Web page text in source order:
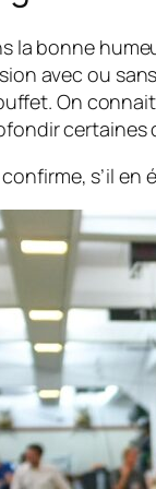
la bonne
avec ou
On
s’il en